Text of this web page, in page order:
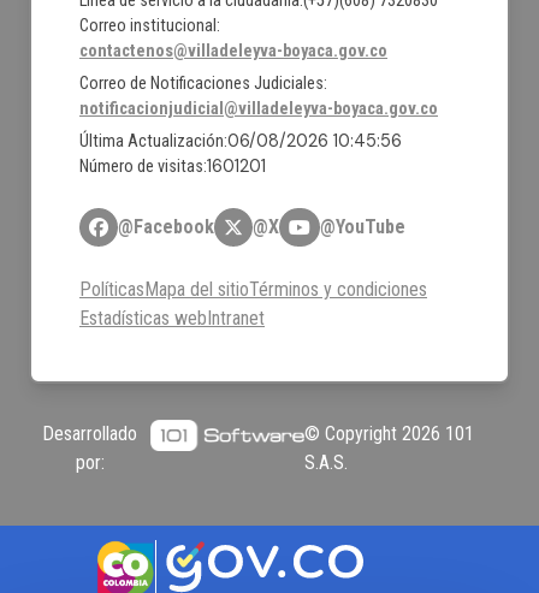
Correo institucional:
contactenos@villadeleyva-boyaca.gov.co
Correo de Notificaciones Judiciales:
notificacionjudicial@villadeleyva-boyaca.gov.co
Última Actualización:06/08/2026 10:45:56
Número de visitas:1601201
@Facebook @X @YouTube
PolíticasMapa del sitioTérminos y condiciones
Estadísticas webIntranet
Desarrollado
por:
© Copyright 2026 101
S.A.S.